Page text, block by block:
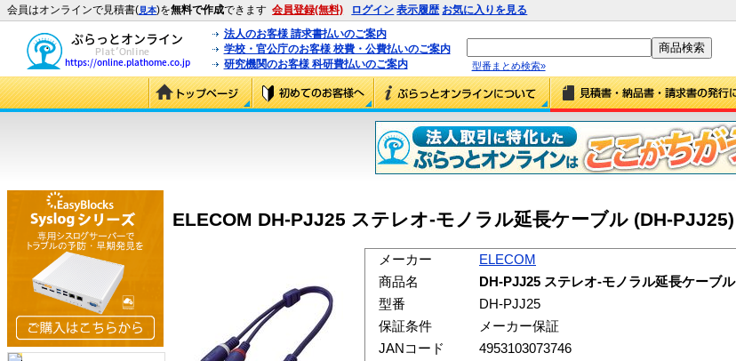
会員はオンラインで見積書(見本)を無料で作成できます 会員登録(無料) ログイン 表示履歴 お気に入りを見る
法人のお客様 請求書払いのご案内
学校・官公庁のお客様 校費・公費払いのご案内
研究機関のお客様 科研費払いのご案内
型番まとめ検索»
ELECOM DH-PJJ25 ステレオ-モノラル延長ケーブル (DH-PJJ25)
メーカー
ELECOM
商品名
DH-PJJ25 ステレオ-モノラル延長ケーブル
型番
DH-PJJ25
保証条件
メーカー保証
JANコード
4953103073746